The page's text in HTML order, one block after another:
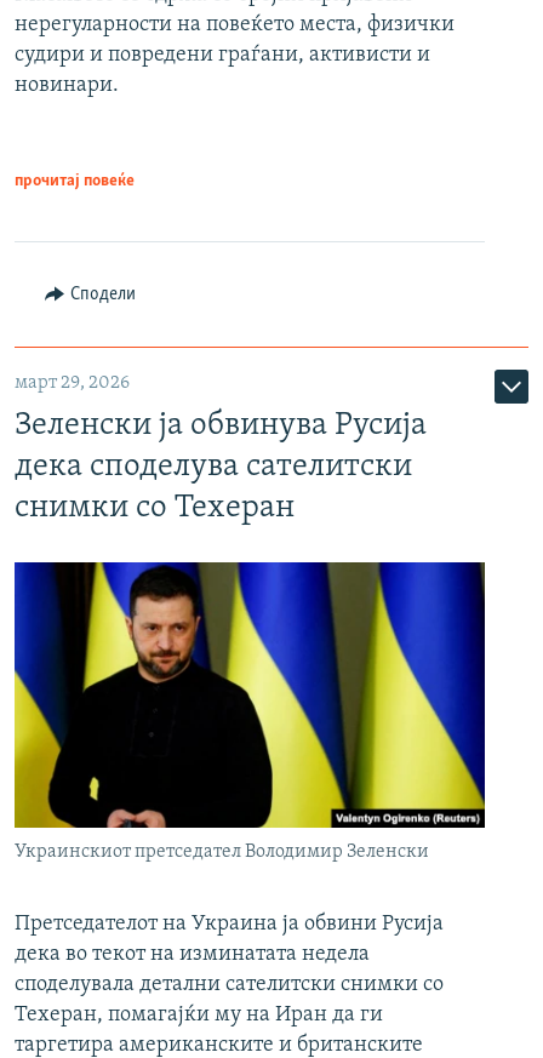
нерегуларности на повеќето места, физички
судири и повредени граѓани, активисти и
новинари.
прочитај повеќе
Сподели
март 29, 2026
Зеленски ја обвинува Русија
дека споделува сателитски
снимки со Техеран
Украинскиот претседател Володимир Зеленски
Претседателот на Украина ја обвини Русија
дека во текот на изминатата недела
споделувала детални сателитски снимки со
Техеран, помагајќи му на Иран да ги
таргетира американските и британските